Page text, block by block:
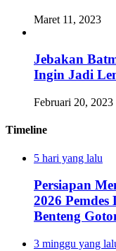
Maret 11, 2023
Jebakan
Ingin Jadi
Februari 20, 2023
Timeline
5 hari yang lalu
Persiapan
2026
Benteng
3 minggu yang